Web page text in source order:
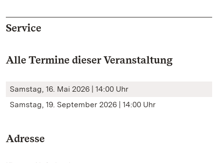
Service
Alle Termine dieser Veranstaltung
Samstag, 16. Mai 2026 | 14:00 Uhr
Samstag, 19. September 2026 | 14:00 Uhr
Adresse